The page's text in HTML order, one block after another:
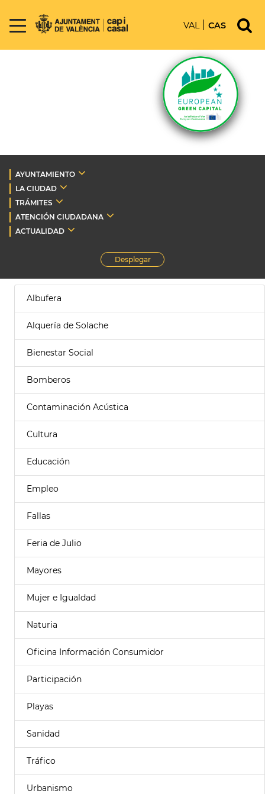
VAL CAS
AYUNTAMIENTO
LA CIUDAD
TRÁMITES
ATENCIÓN CIUDADANA
ACTUALIDAD
Desplegar
Albufera
Alquería de Solache
Bienestar Social
Bomberos
Contaminación Acústica
Cultura
Educación
Empleo
Fallas
Feria de Julio
Mayores
Mujer e Igualdad
Naturia
Oficina Información Consumidor
Participación
Playas
Sanidad
Tráfico
Urbanismo